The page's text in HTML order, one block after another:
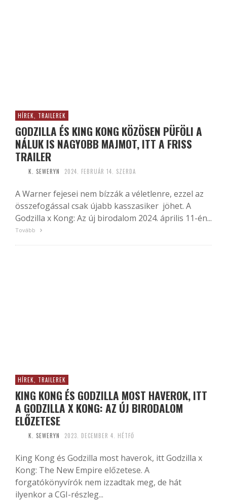
HÍREK, TRAILEREK
GODZILLA ÉS KING KONG KÖZÖSEN PÜFÖLI A
NÁLUK IS NAGYOBB MAJMOT, ITT A FRISS
TRAILER
K. SEWERYN 2024. FEBRUÁR 14. SZERDA
A Warner fejesei nem bízzák a véletlenre, ezzel az
összefogással csak újabb kasszasiker jöhet. A
Godzilla x Kong: Az új birodalom 2024. április 11-én...
Tovább
HÍREK, TRAILEREK
KING KONG ÉS GODZILLA MOST HAVEROK, ITT
A GODZILLA X KONG: AZ ÚJ BIRODALOM
ELŐZETESE
K. SEWERYN 2023. DECEMBER 4. HÉTFŐ
King Kong és Godzilla most haverok, itt Godzilla x
Kong: The New Empire előzetese. A
forgatókönyvírók nem izzadtak meg, de hát
ilyenkor a CGI-részleg...